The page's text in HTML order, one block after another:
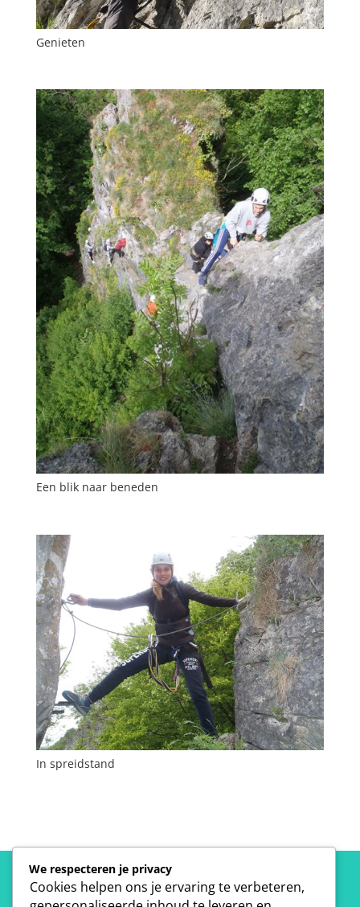
Genieten
Een blik naar beneden
In spreidstand
We respecteren je privacy
Cookies helpen ons je ervaring te verbeteren,